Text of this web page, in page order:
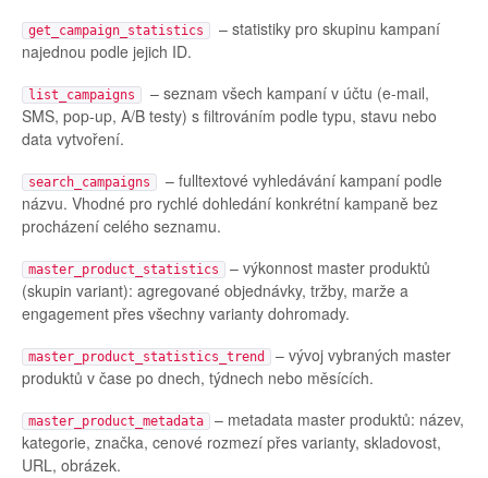
get_campaign_statistics
– statistiky pro skupinu kampaní
najednou podle jejich ID.
list_campaigns
– seznam všech kampaní v účtu (e-mail,
SMS, pop-up, A/B testy) s filtrováním podle typu, stavu nebo
data vytvoření.
search_campaigns
– fulltextové vyhledávání kampaní podle
názvu. Vhodné pro rychlé dohledání konkrétní kampaně bez
procházení celého seznamu.
master_product_statistics
– výkonnost master produktů
(skupin variant): agregované objednávky, tržby, marže a
engagement přes všechny varianty dohromady.
master_product_statistics_trend
– vývoj vybraných master
produktů v čase po dnech, týdnech nebo měsících.
master_product_metadata
– metadata master produktů: název,
kategorie, značka, cenové rozmezí přes varianty, skladovost,
URL, obrázek.